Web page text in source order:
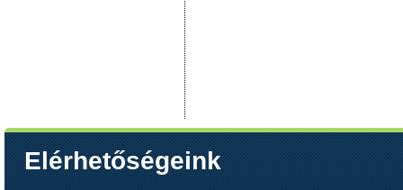
Elérhetőségeink